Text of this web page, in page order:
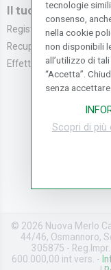
Il tuo Account
Registrati
Recupera la Passwo...
Effettua un Reso
© 2026 Nuova Merlo
44/46, Osmannoro,
305875 -
600.000,00 int.vers. -
tecnologie
consenso,
nella cookie
non disponibili
all’utilizzo di
“Accetta”.
senza accettare.
Scopri di più